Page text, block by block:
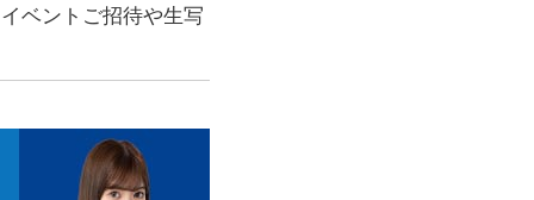
ベントご招待や生写